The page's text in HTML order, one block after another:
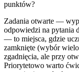
punktów?
Zadania otwarte —
odpowiedzi na pytania
— to miejsca, gdzie
zamknięte (wybór
zgadnięcia, ale przy
Priorytetowo warto